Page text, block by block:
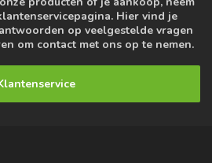
Hier vind je
op veelgestelde vragen
om contact met ons op te nemen.